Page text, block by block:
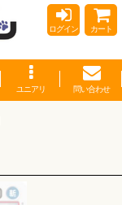
ログイン カート
ユニアリ 問い合わせ